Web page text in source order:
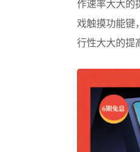
作速率大大的
戏触摸功能键
行性大大的提